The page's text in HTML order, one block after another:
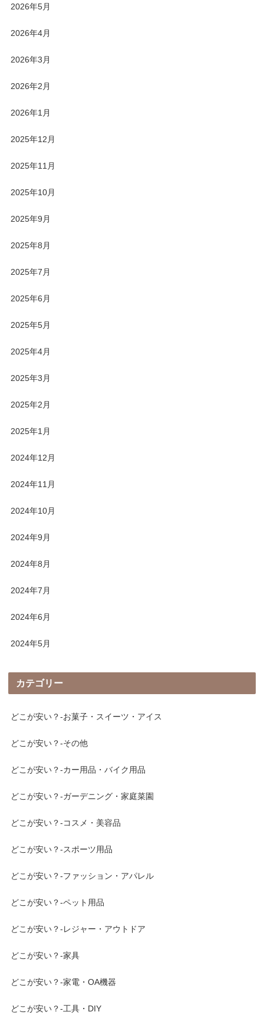
2026年5月
2026年4月
2026年3月
2026年2月
2026年1月
2025年12月
2025年11月
2025年10月
2025年9月
2025年8月
2025年7月
2025年6月
2025年5月
2025年4月
2025年3月
2025年2月
2025年1月
2024年12月
2024年11月
2024年10月
2024年9月
2024年8月
2024年7月
2024年6月
2024年5月
カテゴリー
どこが安い？-お菓子・スイーツ・アイス
どこが安い？-その他
どこが安い？-カー用品・バイク用品
どこが安い？-ガーデニング・家庭菜園
どこが安い？-コスメ・美容品
どこが安い？-スポーツ用品
どこが安い？-ファッション・アパレル
どこが安い？-ペット用品
どこが安い？-レジャー・アウトドア
どこが安い？-家具
どこが安い？-家電・OA機器
どこが安い？-工具・DIY